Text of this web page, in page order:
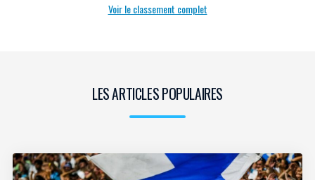
Voir le classement complet
LES ARTICLES POPULAIRES